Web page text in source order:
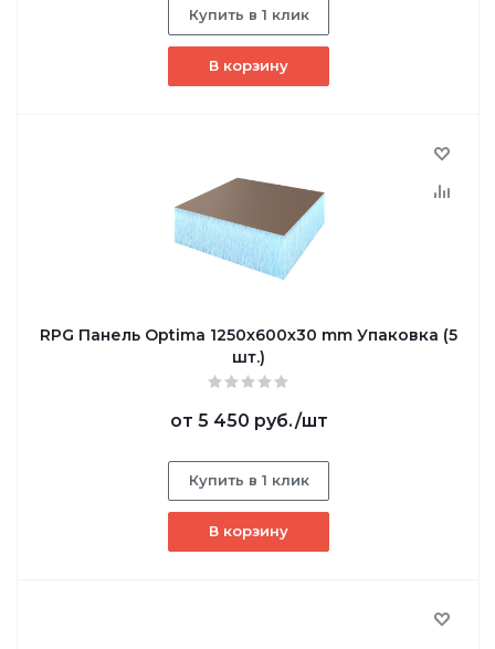
Купить в 1 клик
В корзину
RPG Панель Optima 1250х600х30 mm Упаковка (5
шт.)
от 5 450 руб./шт
Купить в 1 клик
В корзину